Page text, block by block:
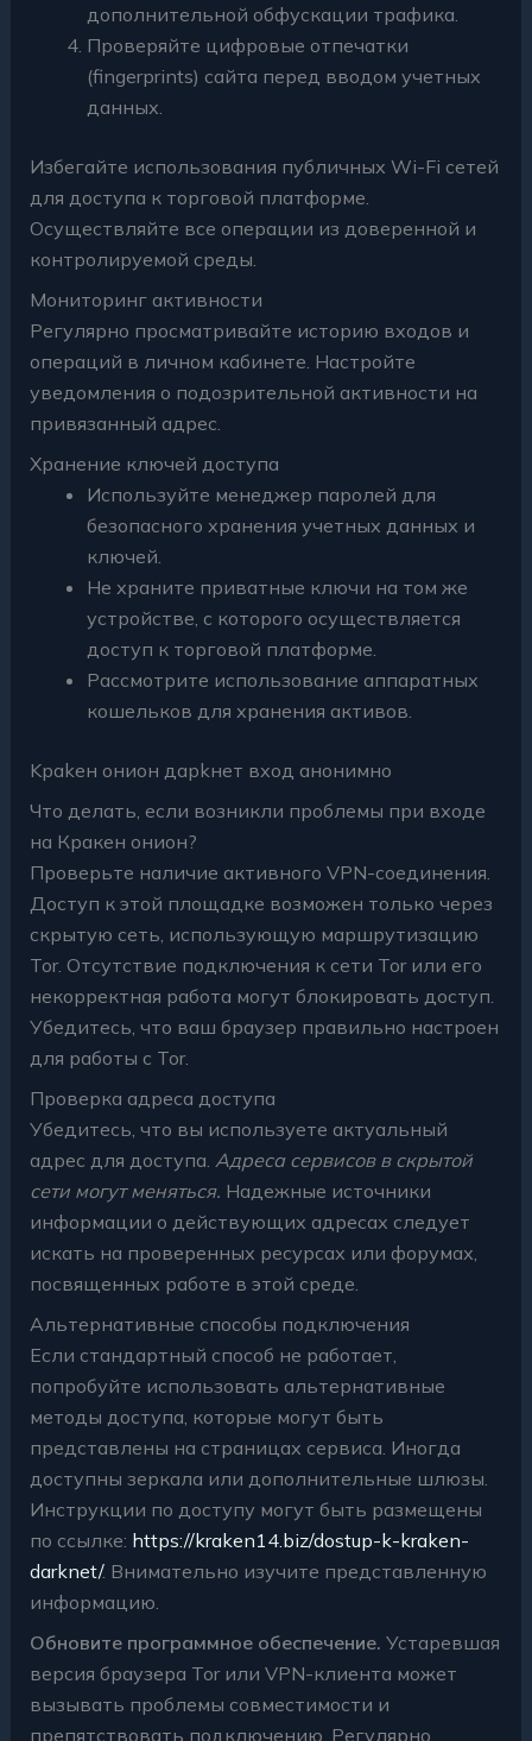
дополнительной обфускации трафика.
Проверяйте цифровые отпечатки
(fingerprints) сайта перед вводом учетных
данных.
Избегайте использования публичных Wi-Fi сетей
для доступа к торговой платформе.
Осуществляйте все операции из доверенной и
контролируемой среды.
Мониторинг активности
Регулярно просматривайте историю входов и
операций в личном кабинете. Настройте
уведомления о подозрительной активности на
привязанный адрес.
Хранение ключей доступа
Используйте менеджер паролей для
безопасного хранения учетных данных и
ключей.
Не храните приватные ключи на том же
устройстве, с которого осуществляется
доступ к торговой платформе.
Рассмотрите использование аппаратных
кошельков для хранения активов.
Kраkен онион дарkнет вход анонимно
Что делать, если возникли проблемы при входе
на Кракен онион?
Проверьте наличие активного VPN-соединения.
Доступ к этой площадке возможен только через
скрытую сеть, использующую маршрутизацию
Tor. Отсутствие подключения к сети Tor или его
некорректная работа могут блокировать доступ.
Убедитесь, что ваш браузер правильно настроен
для работы с Tor.
Проверка адреса доступа
Убедитесь, что вы используете актуальный
адрес для доступа. Адреса сервисов в скрытой
сети могут меняться. Надежные источники
информации о действующих адресах следует
искать на проверенных ресурсах или форумах,
посвященных работе в этой среде.
Альтернативные способы подключения
Если стандартный способ не работает,
попробуйте использовать альтернативные
методы доступа, которые могут быть
представлены на страницах сервиса. Иногда
доступны зеркала или дополнительные шлюзы.
Инструкции по доступу могут быть размещены
по ссылке: https://kraken14.biz/dostup-k-kraken-
darknet/. Внимательно изучите представленную
информацию.
Обновите программное обеспечение. Устаревшая
версия браузера Tor или VPN-клиента может
вызывать проблемы совместимости и
препятствовать подключению. Регулярно